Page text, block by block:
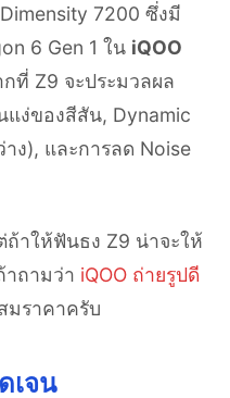
7200 ซึ่งมี
6 Gen 1 ใน iQOO
ที่ Z9 จะประมวลผล
ง่ของสีสัน, Dynamic
ง), และการลด Noise
าให้ฟันธง Z9 น่าจะให้
ถามว่า iQOO ถ่ายรูปดี
มราคาครับ
เจน